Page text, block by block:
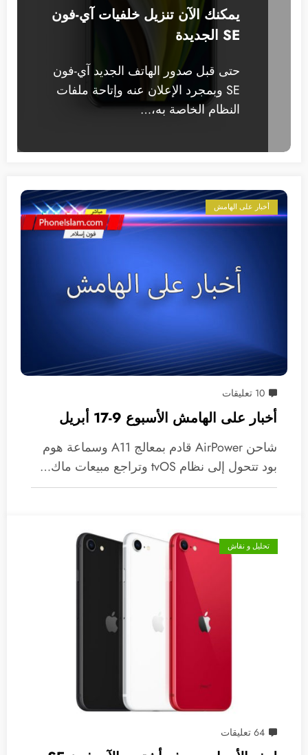
يمكنك الآن تنزيل خلفيات آي-فون
SE الجديدة
حتى قبل صدور الهاتف الجديد آي-فون
SE وبمجرد الإعلان عنه وإتاحة ملفات
النظام الخاصة به،…
أخبار على الهامش
10 تعليقات
أخبار على الهامش الأسبوع 9-17 أبريل
شاحن AirPower قادم بمعالج A11 وسماعة هوم
بود تتحول إلى نظام tvOS وتراجع مبيعات ماك…
تحليل و نقاش
64 تعليقات